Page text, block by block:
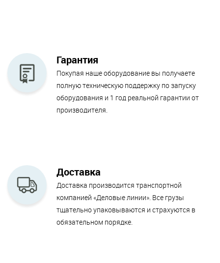
Гарантия
Покупая наше оборудование вы получаете
полную техническую поддержку по запуску
оборудования и 1 год реальной гарантии от
производителя.
Доставка
Доставка производится транспортной
компанией «Деловые линии». Все грузы
тщательно упаковываются и страхуются в
обязательном порядке.